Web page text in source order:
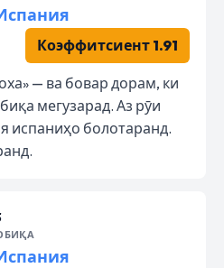
Коэффитсиент 1.91
— ва бовар дорам, ки
мегузарад. Аз рӯи
испаниҳо болотаранд.